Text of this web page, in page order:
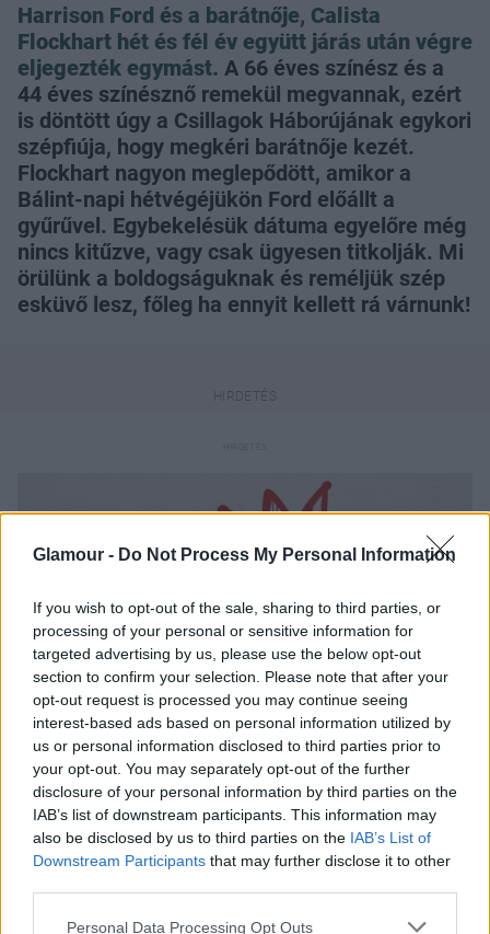
Glamour - Do Not Process My Personal Information
If you wish to opt-out of the sale, sharing to third parties, or
processing of your personal or sensitive information for
targeted advertising by us, please use the below opt-out
section to confirm your selection. Please note that after your
opt-out request is processed you may continue seeing
interest-based ads based on personal information utilized by
us or personal information disclosed to third parties prior to
your opt-out. You may separately opt-out of the further
disclosure of your personal information by third parties on the
IAB’s list of downstream participants. This information may
also be disclosed by us to third parties on the IAB’s List of
Downstream Participants that may further disclose it to other
Please note that this website/app uses one or more Google
Personal Data Processing Opt Outs
Harrison Ford és a barátnője, Calista
Flockhart hét és fél év együtt járás után végre
eljegezték egymást. A 66 éves színész és a
44 éves színésznő remekül megvannak, ezért
is döntött úgy a Csillagok Háborújának egykori
szépfiúja, hogy megkéri barátnője kezét.
Flockhart nagyon meglepődött, amikor a
Bálint-napi hétvégéjükön Ford előállt a
gyűrűvel. Egybekelésük dátuma egyelőre még
nincs kitűzve, vagy csak ügyesen titkolják. Mi
örülünk a boldogságuknak és reméljük szép
esküvő lesz, főleg ha ennyit kellett rá várnunk!